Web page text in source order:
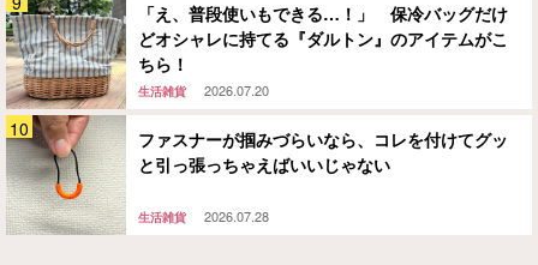
「え、普段使いもできる…！」 保冷バッグだけ
どオシャレに持てる『ダルトン』のアイテムがこ
ちら！
生活雑貨 2026.07.20
ファスナーが掴みづらいなら、コレを付けてグッ
と引っ張っちゃえばいいじゃない
生活雑貨 2026.07.28